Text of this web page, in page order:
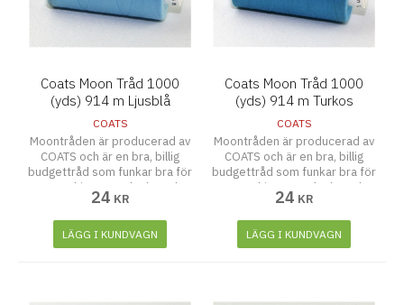
Coats Moon Tråd 1000
(yds) 914 m Ljusblå
COATS
Moontråden är producerad av
COATS och är en bra, billig
budgettråd som funkar bra för
symaskiner, overlocks och
även att sy för hand.
24 KR
LÄGG I KUNDVAGN
Coats Moon Tråd 1000
(yds) 914 m Turkos
COATS
Moontråden är producerad av
COATS och är en bra, billig
budgettråd som funkar bra för
symaskiner, overlocks och
även att sy för hand.
24 KR
LÄGG I KUNDVAGN